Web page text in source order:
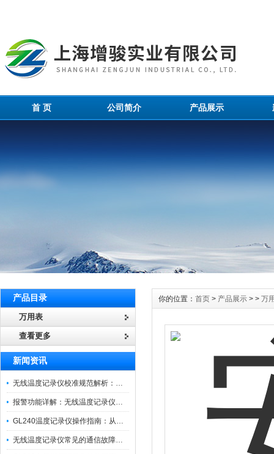
首 页 公司简介 产品展示
产品目录
万用表
查看更多
新闻资讯
无线温度记录仪校准规范解析：从多点比对到不确定度评定的实操流程
报警功能详解：无线温度记录仪的阈值设定与通知机制
GL240温度记录仪操作指南：从开箱、接线到数据导出的标准化流程
无线温度记录仪常见的通信故障诊断与排除指南
你的位置： 首页 > 产品展示 > > 万